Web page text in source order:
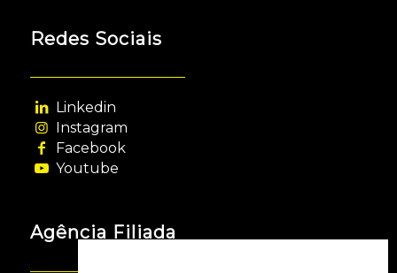
Redes Sociais
Linkedin
Instagram
Facebook
Youtube
Agência Filiada